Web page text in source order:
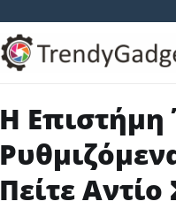
Η Επιστήμη
Πείτε